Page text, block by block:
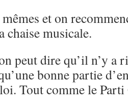
et on
chaise musicale.
peut dire qu’il n’y a
bonne partie
Tout comme le